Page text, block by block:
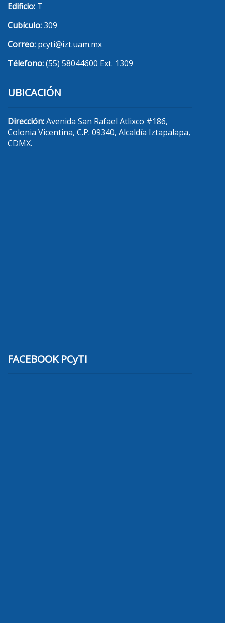
Edificio: T
Cubículo:309
Correo: pcyti@izt.uam.mx
Télefono:(55) 58044600 Ext. 1309
UBICACIÓN
Dirección:Avenida San Rafael Atlixco #186,
Colonia Vicentina, C.P. 09340, Alcaldía Iztapalapa,
CDMX.
FACEBOOK PCyTI